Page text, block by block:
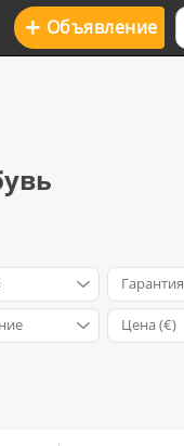
+ Oбъявление
Гарантия
Цена (€)